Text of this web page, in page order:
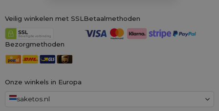
Onze winkels in Europa
saketos.nl
Veilig winkelen met SSL Betaalmethoden
Bezorgmethoden